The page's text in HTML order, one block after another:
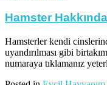
Hamster
Hamsterler kendi
uyandırılması gibi
numaraya tıklamanız